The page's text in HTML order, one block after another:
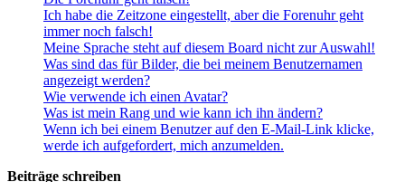
Ich habe die Zeitzone eingestellt, aber die Forenuhr geht
immer noch falsch!
Meine Sprache steht auf diesem Board nicht zur Auswahl!
Was sind das für Bilder, die bei meinem Benutzernamen
angezeigt werden?
Wie verwende ich einen Avatar?
Was ist mein Rang und wie kann ich ihn ändern?
Wenn ich bei einem Benutzer auf den E-Mail-Link klicke,
werde ich aufgefordert, mich anzumelden.
Beiträge schreiben